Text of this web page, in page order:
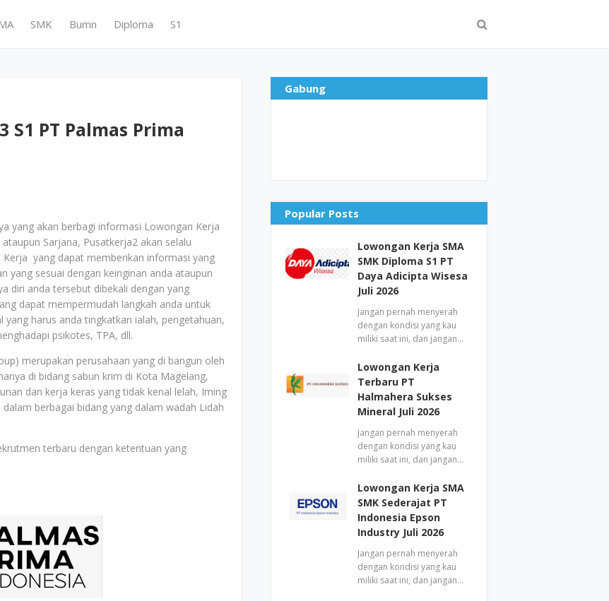
SMK Bumn Diploma S1
S1 PT Palmas Prima
yang akan berbagi informasi Lowongan Kerja
Sarjana, Pusatkerja2 akan selalu
yang dapat memberikan informasi yang
yang sesuai dengan keinginan anda ataupun
diri anda tersebut dibekali dengan yang
dapat mempermudah langkah anda untuk
harus anda tingkatkan ialah, pengetahuan,
psikotes, TPA, dll.
merupakan perusahaan yang di bangun oleh
di bidang sabun krim di Kota Magelang,
dan kerja keras yang tidak kenal lelah, Iming
berbagai bidang yang dalam wadah Lidah
terbaru dengan ketentuan yang
Gabung
Popular Posts
Lowongan Kerja SMA
SMK Diploma S1 PT
Daya Adicipta Wisesa
Juli 2026
Jangan pernah menyerah
dengan kondisi yang kau
miliki saat ini, dan jangan…
Lowongan Kerja
Terbaru PT
Halmahera Sukses
Mineral Juli 2026
Jangan pernah menyerah
dengan kondisi yang kau
miliki saat ini, dan jangan…
Lowongan Kerja SMA
SMK Sederajat PT
Indonesia Epson
Industry Juli 2026
Jangan pernah menyerah
dengan kondisi yang kau
miliki saat ini, dan jangan…